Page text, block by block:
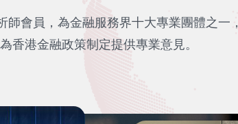
會員，為金融服務界十大專業團體之一，
香港金融政策制定提供專業意見。